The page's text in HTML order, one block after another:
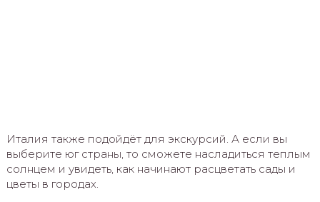
Италия также подойдёт для экскурсий. А если вы
выберите юг страны, то сможете насладиться теплым
солнцем и увидеть, как начинают расцветать сады и
цветы в городах.